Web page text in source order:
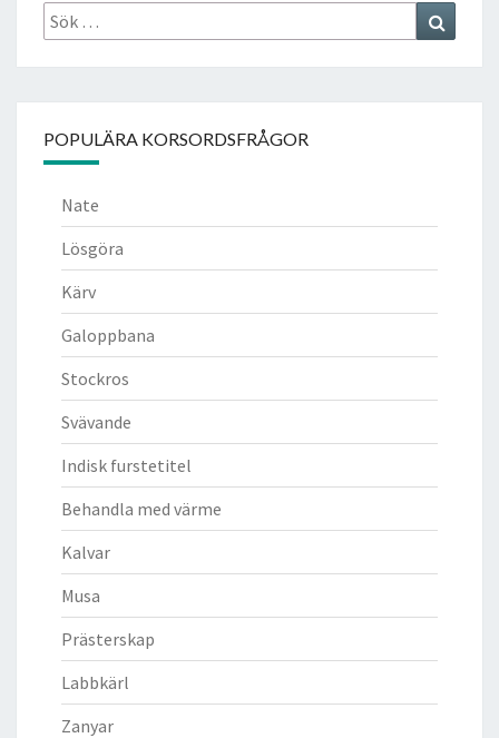
Sök
efter:
POPULÄRA KORSORDSFRÅGOR
Nate
Lösgöra
Kärv
Galoppbana
Stockros
Svävande
Indisk furstetitel
Behandla med värme
Kalvar
Musa
Prästerskap
Labbkärl
Zanyar